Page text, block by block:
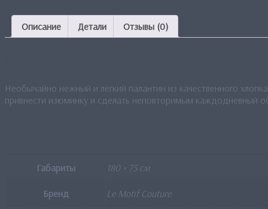
Описание Детали Отзывы (0)
Необычайно нежный и легкий палантин из качественного
привнести изюминку и сделать неповторимым каждодневный
Габариты 180 × 75 см
Бренд Le Motif Couture